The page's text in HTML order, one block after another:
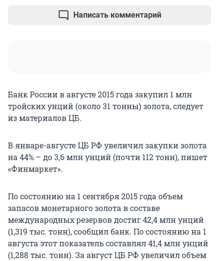
Написать комментарий
Банк России в августе 2015 года закупил 1 млн
тройских унций (около 31 тонны) золота, следует
из материалов ЦБ.
В январе-августе ЦБ РФ увеличил закупки золота
на 44% – до 3,6 млн унций (почти 112 тонн), пишет
«Финмаркет».
По состоянию на 1 сентября 2015 года объем
запасов монетарного золота в составе
международных резервов достиг 42,4 млн унций
(1,319 тыс. тонн), сообщил банк. По состоянию на 1
августа этот показатель составлял 41,4 млн унций
(1,288 тыс. тонн). За август ЦБ РФ увеличил объем